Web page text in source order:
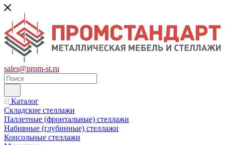
sales@prom-st.ru
Каталог
Складские стеллажи
Паллетные (фронтальные) стеллажи
Набивные (глубинные) стеллажи
Консольные стеллажи